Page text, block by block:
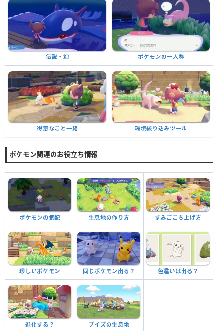
伝説・幻 ポケモンの一人称
得意なこと一覧 環境絞り込みツール
ポケモン関連のお役立ち情報
ポケモンの気配 生息地の作り方 すみごこち上げ方
珍しいポケモン 同じポケモン出る？ 色違いは出る？
進化する？ ブイズの生息地
-